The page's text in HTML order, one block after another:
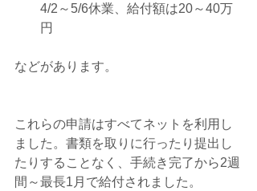
4/2～5/6休業、給付額は20～40万
円
などがあります。
これらの申請はすべてネットを利用し
ました。書類を取りに行ったり提出し
たりすることなく、手続き完了から2週
間～最長1月で給付されました。